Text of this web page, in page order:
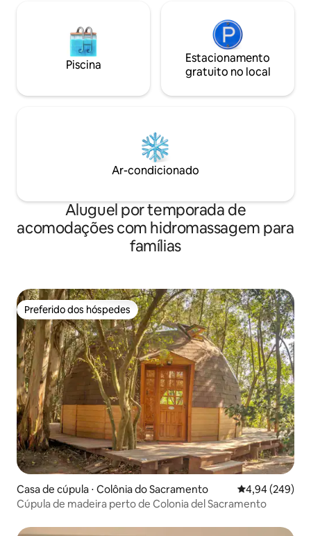
Piscina
Estacionamento
gratuito no local
Ar-condicionado
Aluguel por temporada de
acomodações com hidromassagem para
famílias
Preferido dos hóspedes
Preferido dos hóspedes
Casa de cúpula ⋅ Colônia do Sacramento 4,94 de uma
4,94 (249)
Cúpula de madeira perto de Colonia del Sacramento